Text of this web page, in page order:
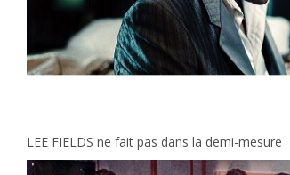
LEE FIELDS ne fait pas dans la demi-mesure